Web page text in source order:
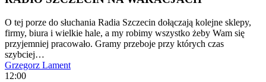
O tej porze do słuchania Radia Szczecin dołączają kolejne sklepy,
firmy, biura i wielkie hale, a my robimy wszystko żeby Wam się
przyjemniej pracowało. Gramy przeboje przy których czas
szybciej…
Grzegorz Lament
12:00